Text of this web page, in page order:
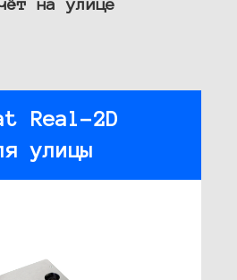
на улице
Real-2D
улицы